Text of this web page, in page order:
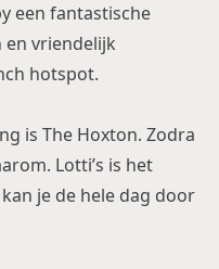
een fantastische
vriendelijk
hotspot.
is The Hoxton. Zodra
Lotti’s is het
je de hele dag door